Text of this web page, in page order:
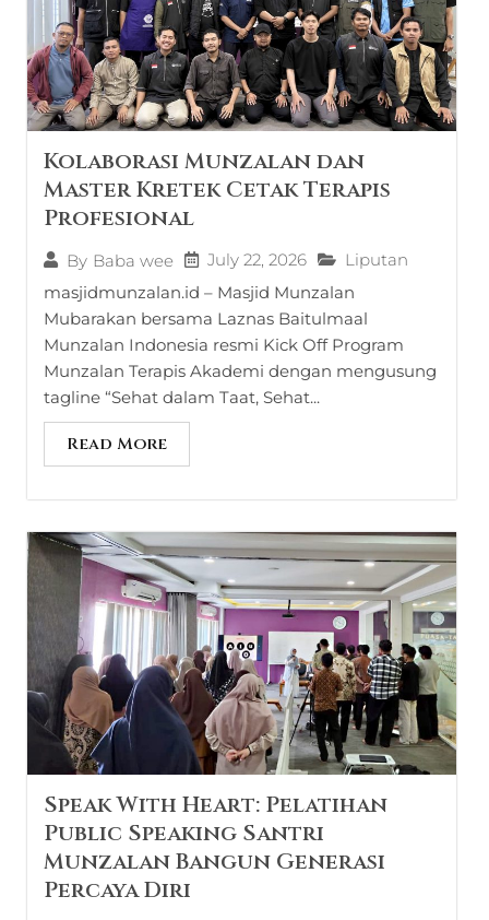
Kolaborasi Munzalan dan
Master Kretek Cetak Terapis
Profesional
By Baba wee July 22, 2026
Liputan
masjidmunzalan.id – Masjid Munzalan
Mubarakan bersama Laznas Baitulmaal
Munzalan Indonesia resmi Kick Off Program
Munzalan Terapis Akademi dengan mengusung
tagline “Sehat dalam Taat, Sehat...
Read More
Speak With Heart: Pelatihan
Public Speaking Santri
Munzalan Bangun Generasi
Percaya Diri